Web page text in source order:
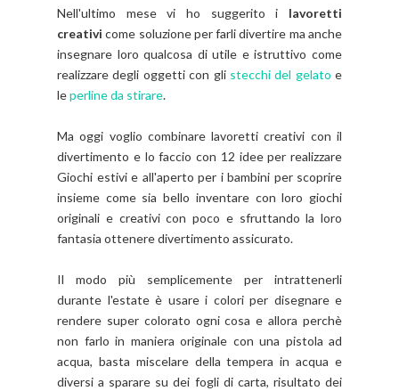
Nell'ultimo mese vi ho suggerito i lavoretti
creativi come soluzione per farli divertire ma anche
insegnare loro qualcosa di utile e istruttivo come
realizzare degli oggetti con gli stecchi del gelato e
leperline da stirare.
Ma oggi voglio combinare lavoretti creativi con il
divertimento e lo faccio con 12 idee per realizzare
Giochi estivi e all'aperto per i bambini per scoprire
insieme come sia bello inventare con loro giochi
originali e creativi con poco e sfruttando la loro
fantasia ottenere divertimento assicurato.
Il modo più semplicemente per intrattenerli
durante l'estate è usare i colori per disegnare e
rendere super colorato ogni cosa e allora perchè
non farlo in maniera originale con una pistola ad
acqua, basta miscelare della tempera in acqua e
diversi a sparare su dei fogli di carta, risultato dei